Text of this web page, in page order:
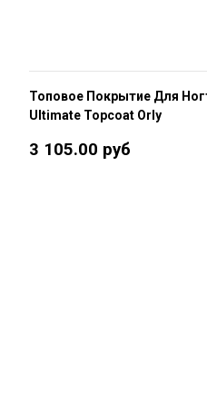
Топовое Покрытие Для
Ultimate Topcoat Orly
3 105.00 руб